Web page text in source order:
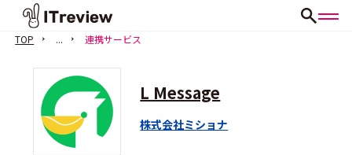
TOP ... 連携サービス
L Message
株式会社ミショナ